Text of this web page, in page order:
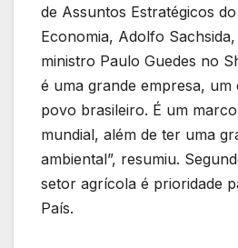
de Assuntos Estratégicos
Economia, Adolfo
ministro Paulo Guedes no
é uma grande empresa,
povo brasileiro. É um
mundial, além de ter uma
ambiental”, resumiu.
setor agrícola é prioridade
País.